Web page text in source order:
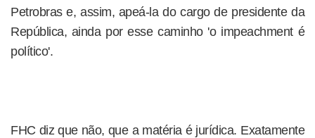
Petrobras e, assim, apeá-la do cargo de presidente da
República, ainda por esse caminho 'o impeachment é
político'.
FHC diz que não, que a matéria é jurídica. Exatamente